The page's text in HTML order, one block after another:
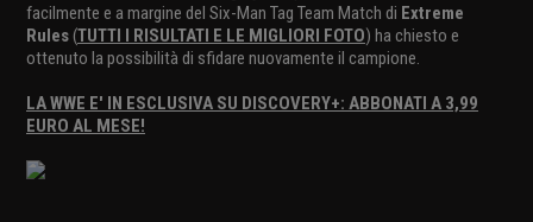
facilmente e a margine del Six-Man Tag Team Match di Extreme
Rules(TUTTI I RISULTATI E LE MIGLIORI FOTO) ha chiesto e
ottenuto la possibilità di sfidare nuovamente il campione.
LA WWE E' IN ESCLUSIVA SU DISCOVERY+: ABBONATI A 3,99
EURO AL MESE!